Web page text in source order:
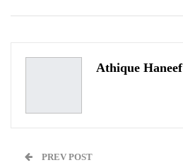
Athique Haneef
PREV POST